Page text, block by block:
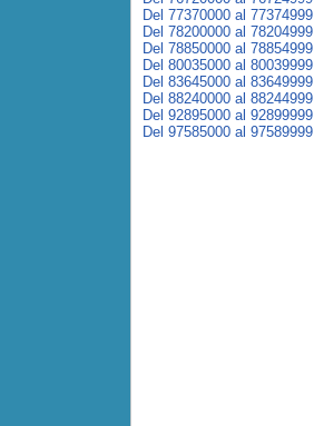
Del 77370000 al 77374999
Del 78200000 al 78204999
Del 78850000 al 78854999
Del 80035000 al 80039999
Del 83645000 al 83649999
Del 88240000 al 88244999
Del 92895000 al 92899999
Del 97585000 al 97589999